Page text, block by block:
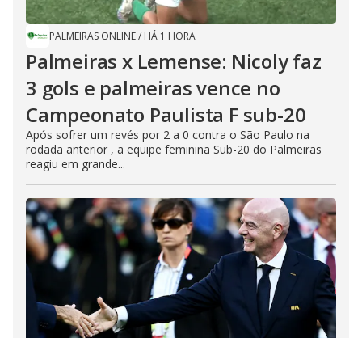
PALMEIRAS ONLINE/ HÁ 1 HORA
Palmeiras x Lemense: Nicoly faz
3 gols e palmeiras vence no
Campeonato Paulista F sub-20
Após sofrer um revés por 2 a 0 contra o São Paulo na
rodada anterior , a equipe feminina Sub-20 do Palmeiras
reagiu em grande...